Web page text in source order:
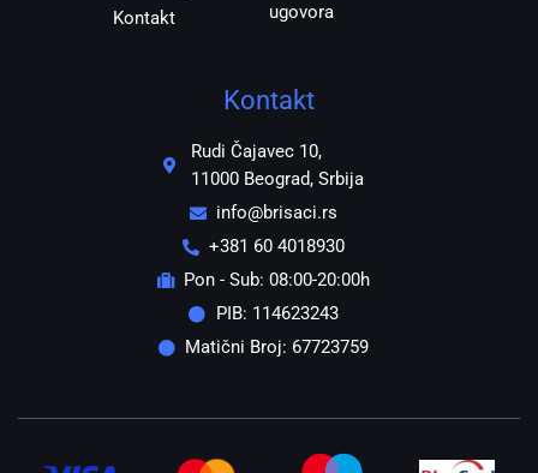
Kontakt
ugovora
Kontakt
Rudi Čajavec 10,
11000 Beograd, Srbija
info@brisaci.rs
+381 60 4018930
Pon - Sub: 08:00-20:00h
PIB: 114623243
Matični Broj: 67723759